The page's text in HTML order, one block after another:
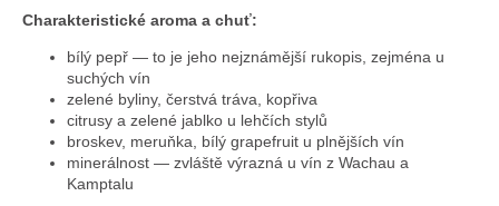
Charakteristické aroma a chuť:
bílý pepř — to je jeho nejznámější rukopis, zejména u
suchých vín
zelené byliny, čerstvá tráva, kopřiva
citrusy a zelené jablko u lehčích stylů
broskev, meruňka, bílý grapefruit u plnějších vín
minerálnost — zvláště výrazná u vín z Wachau a
Kamptalu
Hledat